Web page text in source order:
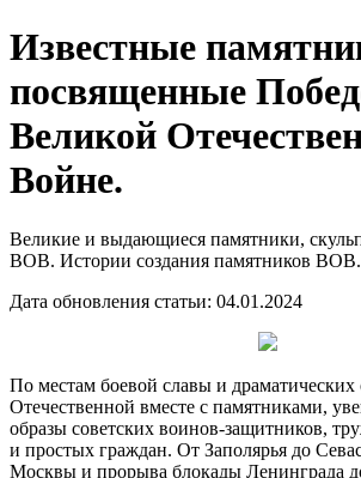
Известные
посвященные
Великой
Войне.
Великие и выдающиеся памятники,
ВОВ. Истории создания памятников ВОВ.
Дата обновления статьи: 04.01.2024
По местам боевой славы и
Отечественной вместе с памятниками,
образы советских воинов-защитников,
и простых граждан. От Заполярья до
Москвы и прорыва блокады Ленинграда